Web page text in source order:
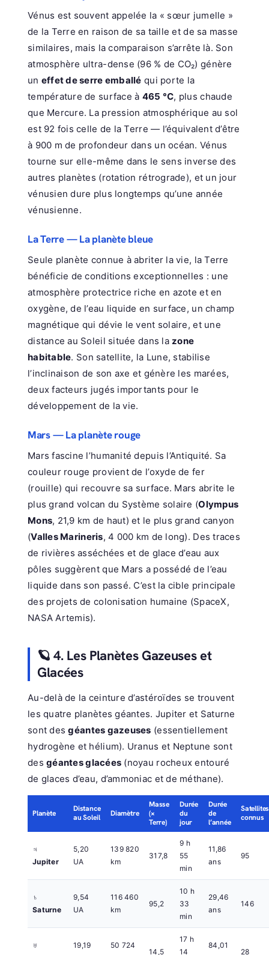
Vénus est souvent appelée la « sœur jumelle »
de la Terre en raison de sa taille et de sa masse
similaires, mais la comparaison s’arrête là. Son
atmosphère ultra-dense (96 % de CO₂) génère
un effet de serre emballé qui porte la
température de surface à 465 °C, plus chaude
que Mercure. La pression atmosphérique au sol
est 92 fois celle de la Terre — l’équivalent d’être
à 900 m de profondeur dans un océan. Vénus
tourne sur elle-même dans le sens inverse des
autres planètes (rotation rétrograde), et un jour
vénusien dure plus longtemps qu’une année
vénusienne.
La Terre — La planète bleue
Seule planète connue à abriter la vie, la Terre
bénéficie de conditions exceptionnelles : une
atmosphère protectrice riche en azote et en
oxygène, de l’eau liquide en surface, un champ
magnétique qui dévie le vent solaire, et une
distance au Soleil située dans lazone
habitable. Son satellite, la Lune, stabilise
l’inclinaison de son axe et génère les marées,
deux facteurs jugés importants pour le
développement de la vie.
Mars — La planète rouge
Mars fascine l’humanité depuis l’Antiquité. Sa
couleur rouge provient de l’oxyde de fer
(rouille) qui recouvre sa surface. Mars abrite le
plus grand volcan du Système solaire (Olympus
Mons, 21,9 km de haut) et le plus grand canyon
(Valles Marineris, 4 000 km de long). Des traces
de rivières asséchées et de glace d’eau aux
pôles suggèrent que Mars a possédé de l’eau
liquide dans son passé. C’est la cible principale
des projets de colonisation humaine (SpaceX,
NASA Artemis).
🪐 4. Les Planètes Gazeuses et
Glacées
Au-delà de la ceinture d’astéroïdes se trouvent
les quatre planètes géantes. Jupiter et Saturne
sont desgéantes gazeuses (essentiellement
hydrogène et hélium). Uranus et Neptune sont
desgéantes glacées (noyau rocheux entouré
de glaces d’eau, d’ammoniac et de méthane).
Planète
Distance
au Soleil
Diamètre
Masse
(×
Terre)
Durée
du
jour
Durée
de
l’année
Satellites
connus
♃
Jupiter
5,20
UA
139 820
km
317,8
9 h
55
min
11,86
ans
95
♄
Saturne
9,54
UA
116 460
km
95,2
10 h
33
min
29,46
ans
146
♅
19,19
50 724
14,5
17 h
14
84,01
28